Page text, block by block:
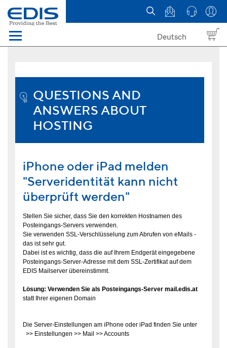
Menü
News
Deutsch
QUESTIONS AND
ANSWERS ABOUT
HOSTING
iPhone oder iPad melden
"Serveridentität kann nicht
überprüft werden"
Stellen Sie sicher, dass Sie den korrekten Hostnamen des
Posteingangs-Servers verwenden.
Sie verwenden SSL-Verschlüsselung zum Abrufen von eMails -
das ist sehr gut.
Dabei ist es wichtig, dass die auf Ihrem Endgerät eingegebene
Posteingangs-Server-Adresse mit dem SSL-Zertifikat auf dem
EDIS Mailserver übereinstimmt.
Lösung: Verwenden Sie als Posteingangs-Server mail.edis.at
statt Ihrer eigenen Domain
Die Server-Einstellungen am iPhone oder iPad finden Sie unter
>> Einstellungen >> Mail >> Accounts